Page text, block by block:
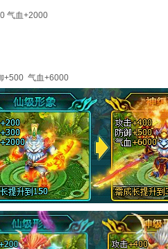
气血+2000
气血+6000